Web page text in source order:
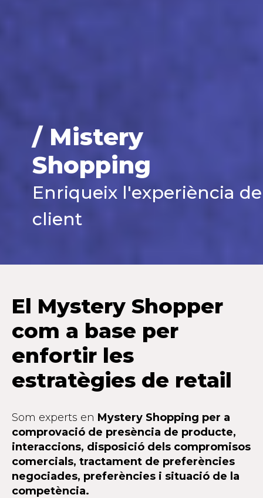
/ Mistery
Shopping
Enriqueix l'experiència de
client
El Mystery Shopper
com a base per
enfortir les
estratègies de retail
Som experts en Mystery Shopping per a
comprovació de presència de producte,
interaccions, disposició dels compromisos
comercials, tractament de preferències
negociades, preferències i situació de la
competència.